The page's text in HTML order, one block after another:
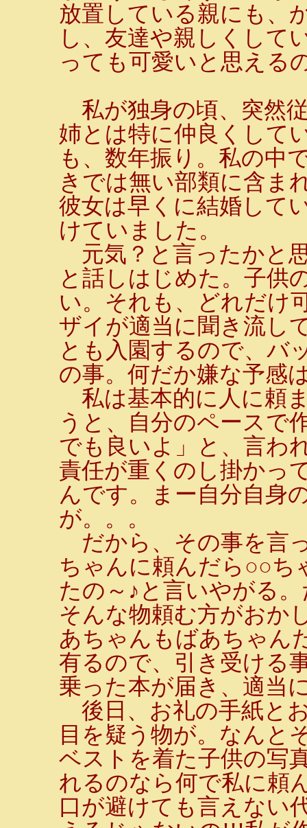
放置している親にも、
し、友達や親しくして
っても可愛いと思える
私が独身の頃、突然
姉とは特に仲良くして
も、数年振り。私の中
きでは無い部類に含ま
彼女は早くに結婚して
けていました。
元気？と言ったかと
と話しはじめた。子供
い。それも、どれだけ
ザイが適当に聞き流し
とも入園するので、バ
の事。何だか嫌な予感
私は基本的に人に頼
うと、自分のペースで
でも良いよ」と、言わ
責任が重くのし掛かっ
んです。まー自分自身
が。。。
だから、その事を言
ちゃんに頼んだら○○ち
たの～♪と言いやがる
そんな物頼む方がおか
あちゃんもばあちゃん
有るので、引き受ける
乗った本が届き、適当
後日、お礼の手紙と
目を疑う物が。なんと
ベストを着た子供の写
れるのなら何で私に頼
口が避けても言えない